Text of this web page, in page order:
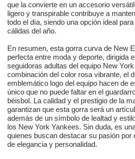
que la convierte en un accesorio
ligero y transpirable contribuye a
todo el día, siendo una opción ideal
cálidas del año.
En resumen, esta gorra curva de New
perfecta entre moda y deporte, dirigida
seguidoras adultas del equipo New
combinación del color rosa vibrante, el
emblemático logo del equipo hacen de
único que no puede faltar en el
béisbol. La calidad y el prestigio de la
garantizan que esta gorra será un
además de un símbolo de lealtad y
los New York Yankees. Sin duda, es
quienes buscan destacar su pasión por
de elegancia y personalidad.